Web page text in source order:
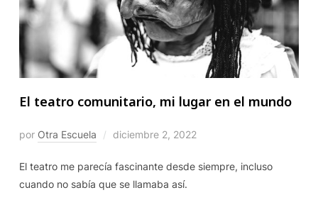
El teatro comunitario, mi lugar en el mundo
por Otra Escuela diciembre 2, 2022
El teatro me parecía fascinante desde siempre, incluso
cuando no sabía que se llamaba así.